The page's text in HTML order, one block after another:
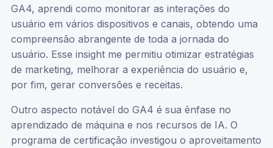
GA4, aprendi como monitorar as interações do
usuário em vários dispositivos e canais, obtendo uma
compreensão abrangente de toda a jornada do
usuário. Esse insight me permitiu otimizar estratégias
de marketing, melhorar a experiência do usuário e,
por fim, gerar conversões e receitas.
Outro aspecto notável do GA4 é sua ênfase no
aprendizado de máquina e nos recursos de IA. O
programa de certificação investigou o aproveitamento